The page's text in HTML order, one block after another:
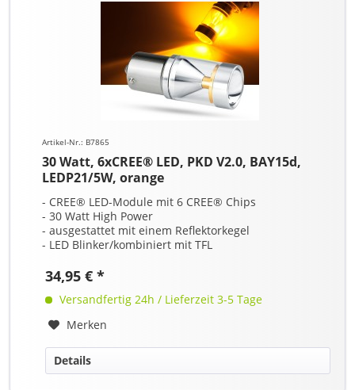
Artikel-Nr.: B7865
30 Watt, 6xCREE® LED, PKD V2.0, BAY15d,
LEDP21/5W, orange
- CREE® LED-Module mit 6 CREE® Chips
- 30 Watt High Power
- ausgestattet mit einem Reflektorkegel
- LED Blinker/kombiniert mit TFL
34,95 € *
Versandfertig 24h / Lieferzeit 3-5 Tage
Merken
Details